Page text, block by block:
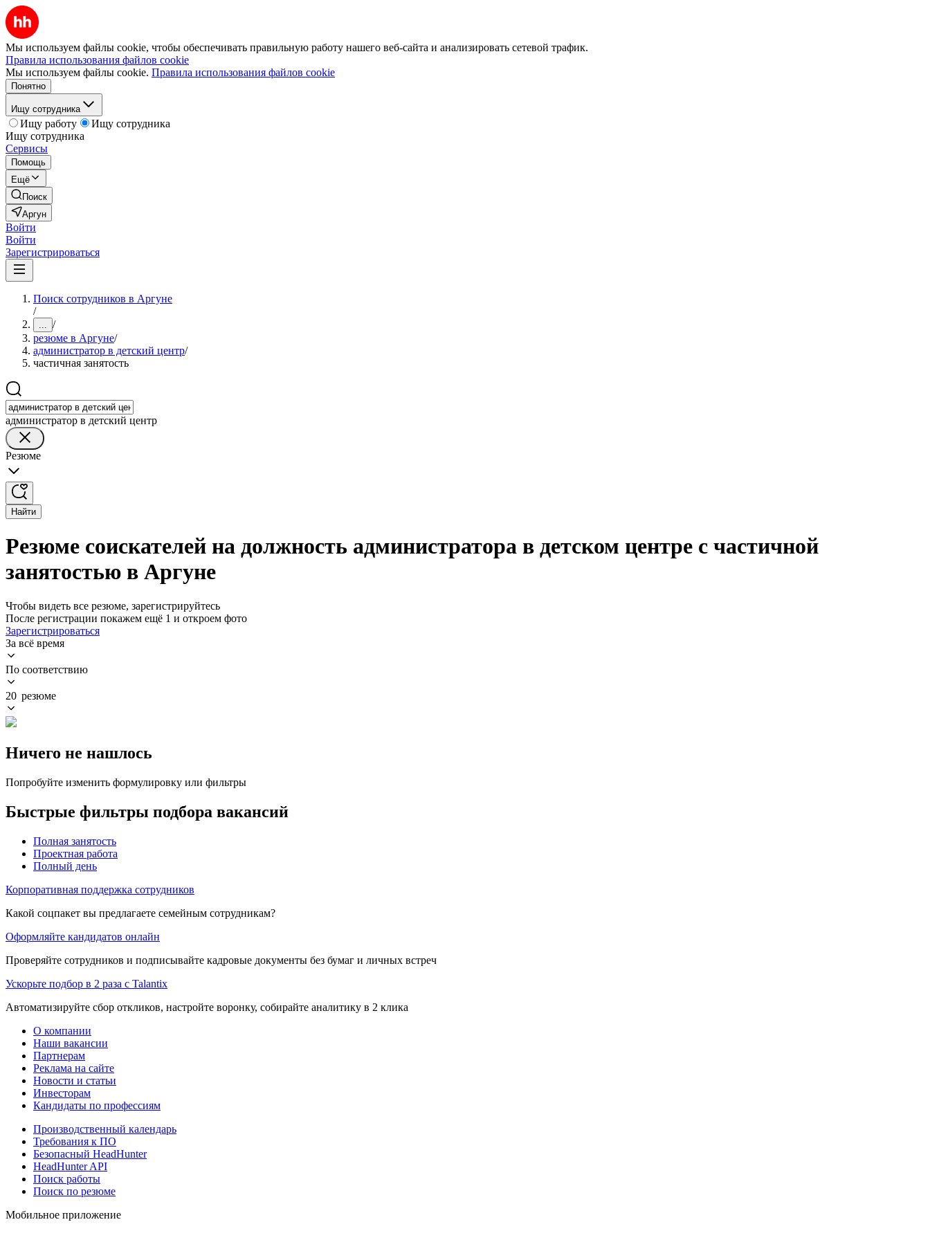
Мы используем файлы cookie, чтобы обеспечивать правильную работу нашего веб-сайта и анализировать сетевой трафик.
Правила использования файлов cookie
Мы используем файлы cookie. Правила использования файлов cookie
Понятно
Ищу сотрудника
Ищу работу
Ищу сотрудника
Ищу сотрудника
Сервисы
Помощь
Ещё
Поиск
Аргун
Войти
Войти
Зарегистрироваться
Поиск сотрудников в Аргуне
/
... /
резюме в Аргуне/
администратор в детский центр/
частичная занятость
администратор в детский центр
Резюме
Найти
Резюме соискателей на должность администратора в детском центре с частичной
занятостью в Аргуне
Чтобы видеть все резюме, зарегистрируйтесь
После регистрации покажем ещё 1 и откроем фото
Зарегистрироваться
За всё время
По соответствию
20 резюме
Ничего не нашлось
Попробуйте изменить формулировку или фильтры
Быстрые фильтры подбора вакансий
Полная занятость
Проектная работа
Полный день
Корпоративная поддержка сотрудников
Какой соцпакет вы предлагаете семейным сотрудникам?
Оформляйте кандидатов онлайн
Проверяйте сотрудников и подписывайте кадровые документы без бумаг и личных встреч
Ускорьте подбор в 2 раза с Talantix
Автоматизируйте сбор откликов, настройте воронку, собирайте аналитику в 2 клика
О компании
Наши вакансии
Партнерам
Реклама на сайте
Новости и статьи
Инвесторам
Кандидаты по профессиям
Производственный календарь
Требования к ПО
Безопасный HeadHunter
HeadHunter API
Поиск работы
Поиск по резюме
Мобильное приложение